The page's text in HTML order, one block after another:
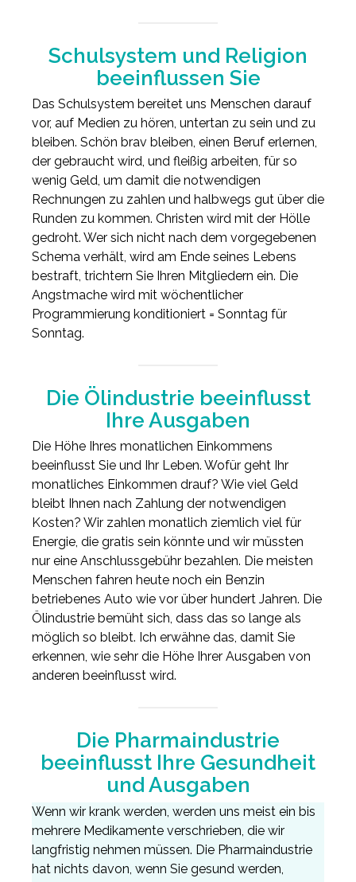
Schulsystem und Religion
beeinflussen Sie
Das Schulsystem bereitet uns Menschen darauf
vor, auf Medien zu hören, untertan zu sein und zu
bleiben. Schön brav bleiben, einen Beruf erlernen,
der gebraucht wird, und fleißig arbeiten, für so
wenig Geld, um damit die notwendigen
Rechnungen zu zahlen und halbwegs gut über die
Runden zu kommen. Christen wird mit der Hölle
gedroht. Wer sich nicht nach dem vorgegebenen
Schema verhält, wird am Ende seines Lebens
bestraft, trichtern Sie Ihren Mitgliedern ein. Die
Angstmache wird mit wöchentlicher
Programmierung konditioniert = Sonntag für
Sonntag.
Die Ölindustrie beeinflusst
Ihre Ausgaben
Die Höhe Ihres monatlichen Einkommens
beeinflusst Sie und Ihr Leben. Wofür geht Ihr
monatliches Einkommen drauf? Wie viel Geld
bleibt Ihnen nach Zahlung der notwendigen
Kosten? Wir zahlen monatlich ziemlich viel für
Energie, die gratis sein könnte und wir müssten
nur eine Anschlussgebühr bezahlen. Die meisten
Menschen fahren heute noch ein Benzin
betriebenes Auto wie vor über hundert Jahren. Die
Ölindustrie bemüht sich, dass das so lange als
möglich so bleibt. Ich erwähne das, damit Sie
erkennen, wie sehr die Höhe Ihrer Ausgaben von
anderen beeinflusst wird.
Die Pharmaindustrie
beeinflusst Ihre Gesundheit
und Ausgaben
Wenn wir krank werden, werden uns meist ein bis
mehrere Medikamente verschrieben, die wir
langfristig nehmen müssen. Die Pharmaindustrie
hat nichts davon, wenn Sie gesund werden,